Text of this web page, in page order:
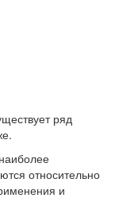
ряд
относительно
и